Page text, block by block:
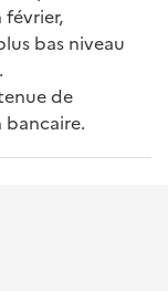
février,
bas niveau
de
bancaire.